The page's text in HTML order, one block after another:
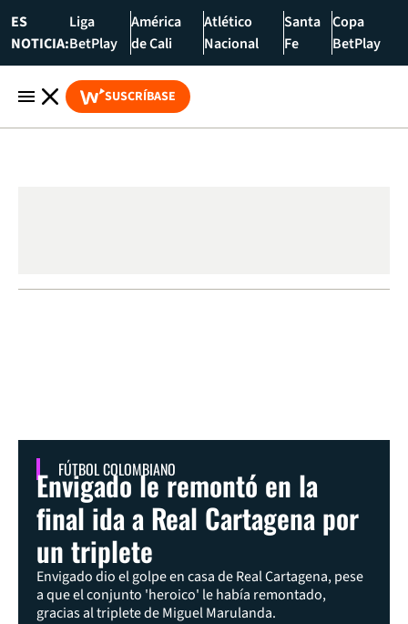
ES
NOTICIA:
Liga
BetPlay
América
de Cali
Atlético
Nacional
Santa
Fe
Copa
BetPlay
SUSCRÍBASE
FÚTBOL COLOMBIANO
Envigado le remontó en la
final ida a Real Cartagena por
un triplete
Envigado dio el golpe en casa de Real Cartagena, pese
a que el conjunto 'heroico' le había remontado,
gracias al triplete de Miguel Marulanda.